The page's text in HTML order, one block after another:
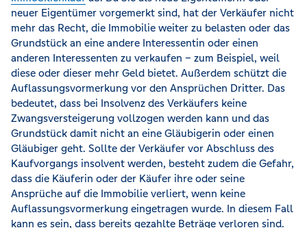
neuer Eigentümer vorgemerkt sind, hat der Verkäufer nicht
mehr das Recht, die Immobilie weiter zu belasten oder das
Grundstück an eine andere Interessentin oder einen
anderen Interessenten zu verkaufen – zum Beispiel, weil
diese oder dieser mehr Geld bietet. Außerdem schützt die
Auflassungsvormerkung vor den Ansprüchen Dritter. Das
bedeutet, dass bei Insolvenz des Verkäufers keine
Zwangsversteigerung vollzogen werden kann und das
Grundstück damit nicht an eine Gläubigerin oder einen
Gläubiger geht. Sollte der Verkäufer vor Abschluss des
Kaufvorgangs insolvent werden, besteht zudem die Gefahr,
dass die Käuferin oder der Käufer ihre oder seine
Ansprüche auf die Immobilie verliert, wenn keine
Auflassungsvormerkung eingetragen wurde. In diesem Fall
kann es sein, dass bereits gezahlte Beträge verloren sind.